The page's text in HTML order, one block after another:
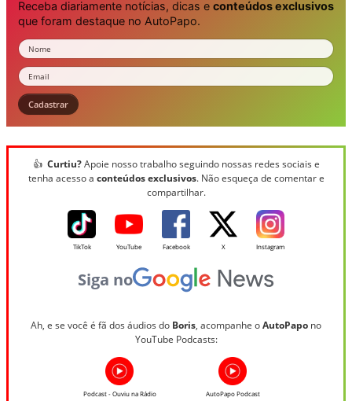
Receba diariamente notícias, dicas e conteúdos exclusivos
que foram destaque no AutoPapo.
Nome
Email
Cadastrar
👍 Curtiu?Apoie nosso trabalho seguindo nossas redes sociais e
tenha acesso a conteúdos exclusivos. Não esqueça de comentar e
compartilhar.
TikTok YouTube Facebook X Instagram
Siga no
Ah, e se você é fã dos áudios do Boris, acompanhe oAutoPapo no
YouTube Podcasts:
Podcast - Ouviu na Rádio AutoPapo Podcast